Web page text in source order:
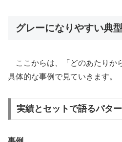
グレーになりやすい典
ここからは、「どのあたりか
具体的な事例で見ていきます。
実績とセットで語るパタ